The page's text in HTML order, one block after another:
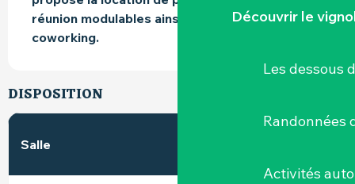
Découvrir le
Les dessous
Randonnées
Activités
réunion modulables ainsi q'un espace de
coworking.
DISPOSITION
Salle